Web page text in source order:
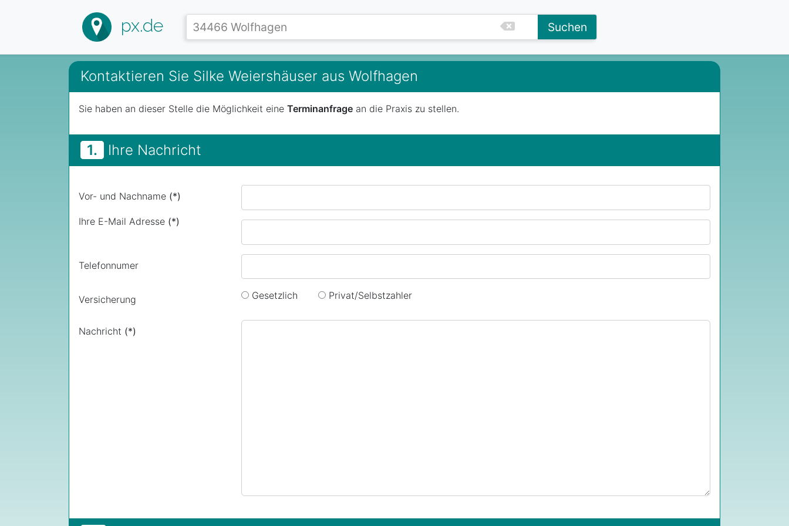
px.de Suchen
Kontaktieren Sie Silke Weiershäuser aus Wolfhagen
Sie haben an dieser Stelle die Möglichkeit eine Terminanfrage an die Praxis zu stellen.
1. Ihre Nachricht
Vor- und Nachname (*)
Ihre E-Mail Adresse (*)
Telefonnumer
Versicherung Gesetzlich Privat/Selbstzahler
Nachricht (*)